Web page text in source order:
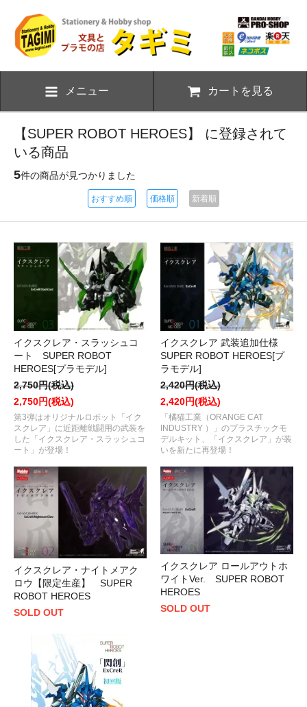
メニュー カートを見る
【SUPER ROBOT HEROES】 に登録されて
いる商品
5件の商品が見つかりました
おすすめ順 価格順 新着順
イクスクレア・スラッシュコ
ート SUPER ROBOT
HEROES[プラモデル]
2,750円(税込)
2,750円(税込)
第3弾はオリジナルロボット「イク
スクレア」に近距離戦闘用の武装を
した「イクスクレア・スラッシュコ
ート」が登場！
イクスクレア 武装追加仕様
SUPER ROBOT HEROES[プ
ラモデル]
2,420円(税込)
2,420円(税込)
「橘猫工業（ORANGE CAT
INDUSTRY ）」のプラスチックモ
デルキット、「イクスクレア」が装
いを新たに再登場！
イクスクレア・ナイトメアク
ロウ【限定生産】 SUPER
ROBOT HEROES
SOLD OUT
イクスクレア ロールアウトホ
ワイトVer. SUPER ROBOT
HEROES
SOLD OUT